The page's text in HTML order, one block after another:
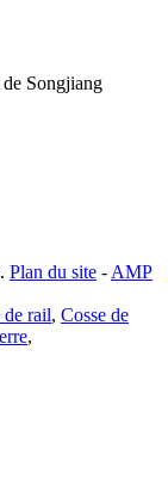
Songjiang
Plan du site -AMP
de rail, Cosse de
,